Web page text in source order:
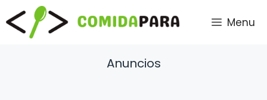
Saltar
al
contenido
Menu
Anuncios